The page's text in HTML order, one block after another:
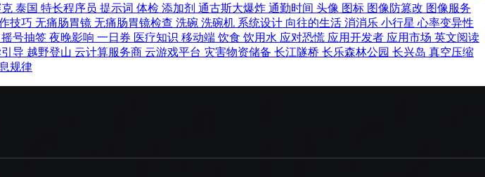
泰国 特长程序员 提示词 体检 添加剂 通古斯大爆炸 通勤时间 头像 图标 图像防篡改 图像服务
技巧 无痛肠胃镜 无痛肠胃镜检查 洗碗 洗碗机 系统设计 向往的生活 消消乐 小行星 心率变异性
摇号抽签 夜晚影响 一日券 医疗知识 移动端 饮食 饮用水 应对恐慌 应用开发者 应用市场 英文阅读
导 越野登山 云计算服务商 云游戏平台 灾害物资储备 长江隧桥 长乐森林公园 长兴岛 真空压缩
规律